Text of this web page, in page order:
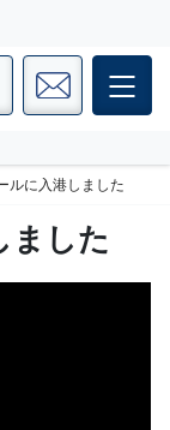
ルに入港しました
ました